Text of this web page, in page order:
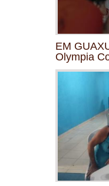
EM
Olympia